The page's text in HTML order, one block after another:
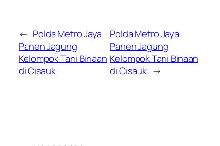
← Polda Metro Jaya
Panen Jagung
Kelompok Tani Binaan
di Cisauk
Polda Metro Jaya
Panen Jagung
Kelompok Tani Binaan
di Cisauk →